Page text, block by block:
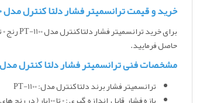
خرید و قیمت ترانسمیتر فشار دلتا کنترل مدل PT-1100 رنج 0 تا 100 بار
برای خرید ترانسمیتر فشار دلتا کنترل مدل PT-1100 رنج 0 تا 100 بار
حاصل فرمایید.
مشخصات فنی ترانسمیتر فشار دلتا کنترل مدل PT-1100 رنج 0 تا 100 بار
ترانسمیتر فشار برند دلتا کنترل مدل: PT-1100